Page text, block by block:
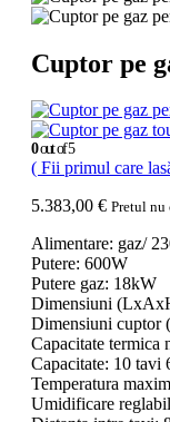
Cuptor pe
0out of 5
( Fii primul care
5.383,00 € Pretul nu
Alimentare: gaz/
Putere: 600W
Putere gaz: 18kW
Dimensiuni
Dimensiuni
Capacitate termica
Capacitate: 10 tavi
Temperatura
Umidificare